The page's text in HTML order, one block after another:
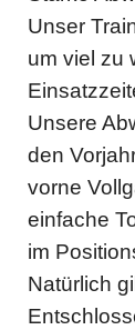
Unser
um viel zu
Unsere
den
vorne
einfache
im
Natürlich